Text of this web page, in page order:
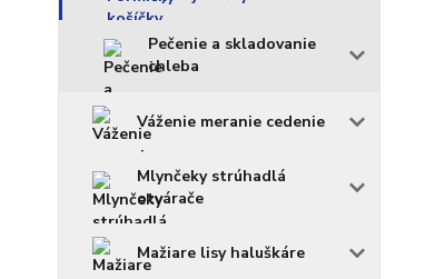
Pečenie a skladovanie
chleba
Váženie meranie cedenie
Mlynčeky strúhadlá
otvárače
Mažiare lisy haluškáre